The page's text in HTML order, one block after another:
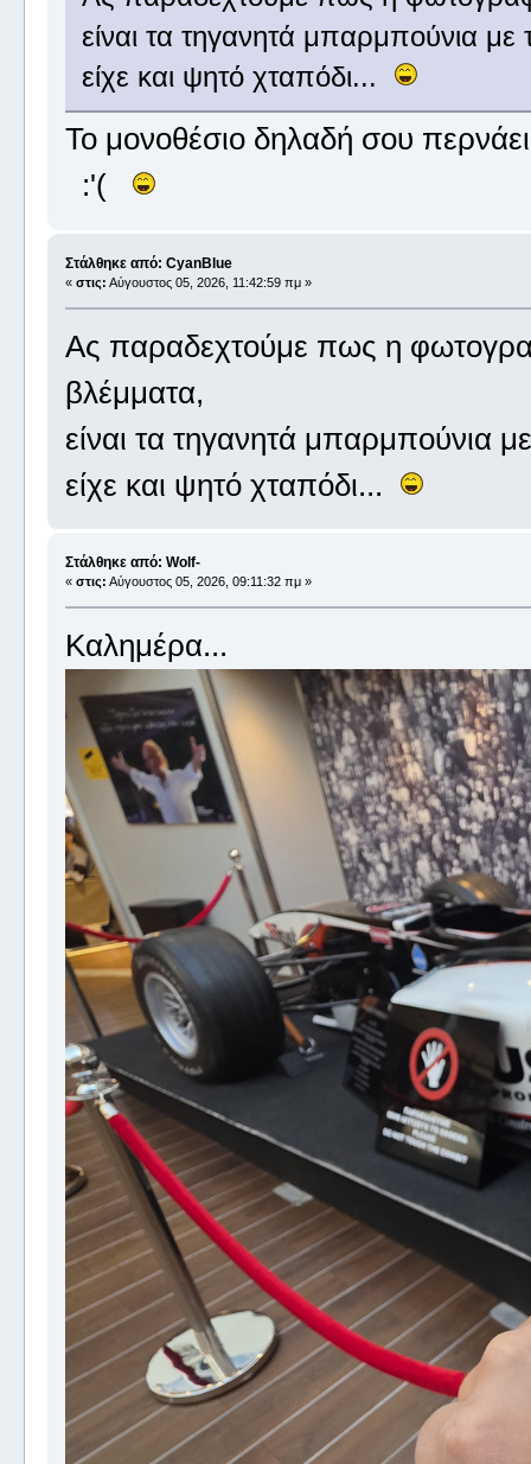
είναι τα τηγανητά μπαρμπούνια
είχε και ψητό χταπόδι...
Το μονοθέσιο δηλαδή σου
:'(
Στάλθηκε από: CyanBlue
« στις: Αύγουστος 05, 2026, 11:42:59 πμ »
Ας παραδεχτούμε πως η
βλέμματα,
είναι τα τηγανητά μπαρμπούνια
είχε και ψητό χταπόδι...
Στάλθηκε από: Wolf-
« στις: Αύγουστος 05, 2026, 09:11:32 πμ »
Καλημέρα...